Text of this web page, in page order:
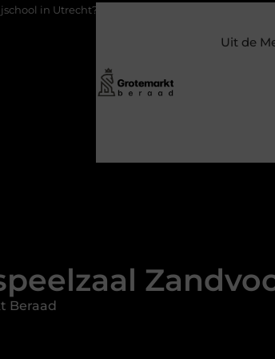
Duurzaamheid verweven in de bedrijfsvoering
Uit de
Beraad